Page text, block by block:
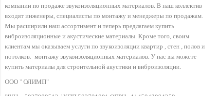
компании по продаже звукоизоляционных материалов. В наш коллектив
входят инженеры, специалисты по монтажу и менеджеры по продажам.
Мы расширили наш ассортимент и теперь предлагаем купить
виброизоляционные и акустические материалы. Кроме того, своим
клиентам мы оказываем услуги по звукоизоляции квартир , стен , полов и
потолков: монтажу звукоизоляционных материалов. У нас вы можете
купить материалы для строительной акустики и виброизоляции.
ООО " ОЛИМП"